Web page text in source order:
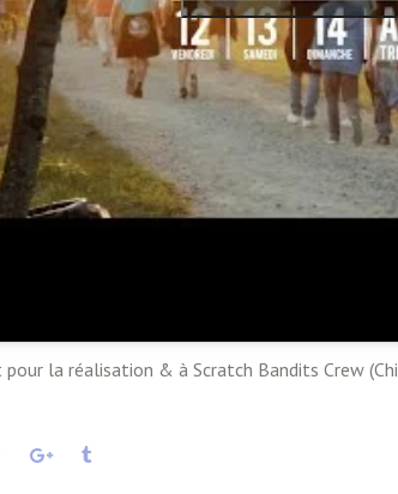
la réalisation & à Scratch Bandits Crew